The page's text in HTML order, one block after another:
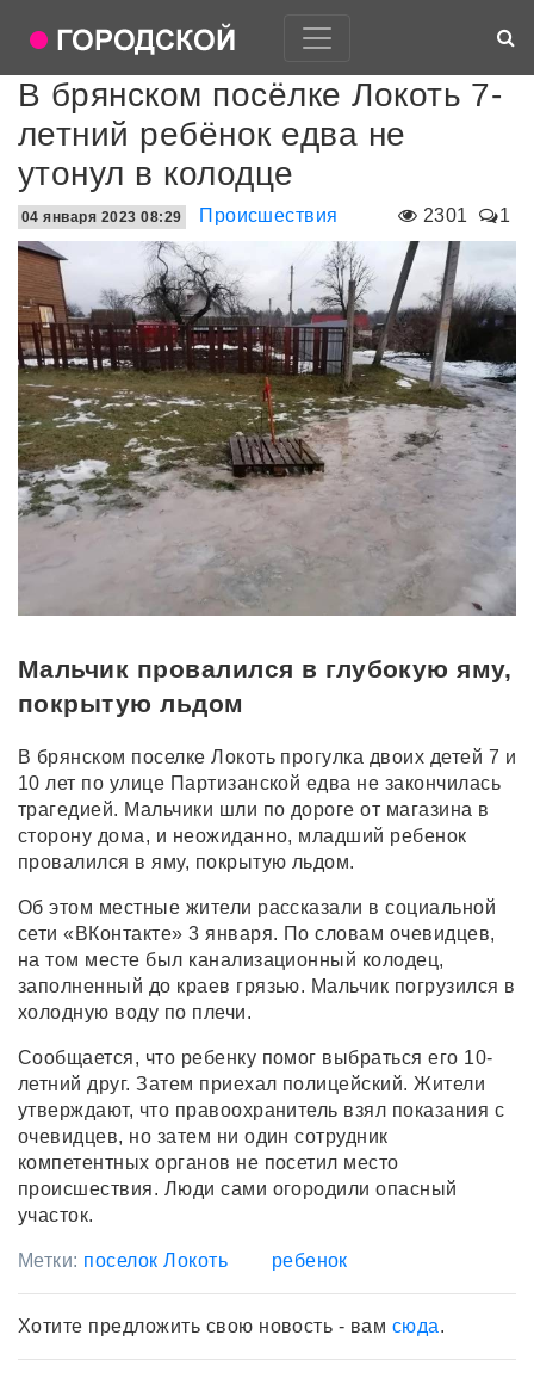
В брянском посёлке Локоть 7-
летний ребёнок едва не
утонул в колодце
2301 1
04 января 2023 08:29 Происшествия
Мальчик провалился в глубокую яму,
покрытую льдом
В брянском поселке Локоть прогулка двоих детей 7 и
10 лет по улице Партизанской едва не закончилась
трагедией. Мальчики шли по дороге от магазина в
сторону дома, и неожиданно, младший ребенок
провалился в яму, покрытую льдом.
Об этом местные жители рассказали в социальной
сети «ВКонтакте» 3 января. По словам очевидцев,
на том месте был канализационный колодец,
заполненный до краев грязью. Мальчик погрузился в
холодную воду по плечи.
Сообщается, что ребенку помог выбраться его 10-
летний друг. Затем приехал полицейский. Жители
утверждают, что правоохранитель взял показания с
очевидцев, но затем ни один сотрудник
компетентных органов не посетил место
происшествия. Люди сами огородили опасный
участок.
Метки: поселок Локоть ребенок
Хотите предложить свою новость - вам сюда.